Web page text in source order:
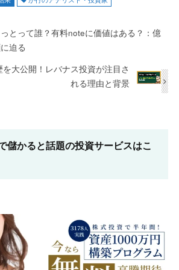
とって誰？有料noteに価値はある？：億
迫る
大公開！レバナス投資が注目さ
れる理由と背景
儲かると話題の投資サービスはこ